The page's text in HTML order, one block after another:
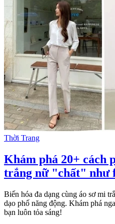
Thời Trang
Khám phá 20+ cách
trắng nữ "chất" như
Biến hóa đa dạng cùng áo sơ mi
dạo phố năng động. Khám phá
bạn luôn tỏa sáng!